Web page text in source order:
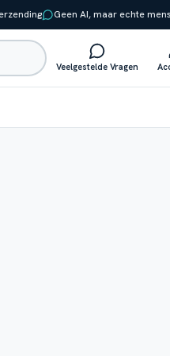
Geen AI, maar echte
Veelgestelde Vragen